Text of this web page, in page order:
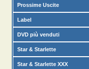
Prossime Uscite
Label
DVD più venduti
Star & Starlette
Star & Starlette XXX